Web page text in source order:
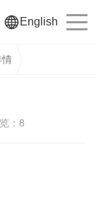
English
情
：8